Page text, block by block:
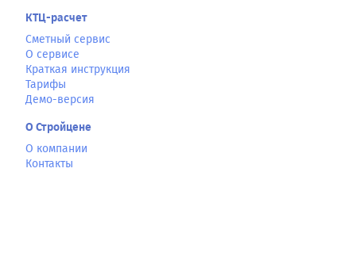
КТЦ-расчет
Сметный сервис
О сервисе
Краткая инструкция
Тарифы
Демо-версия
О Стройцене
О компании
Контакты